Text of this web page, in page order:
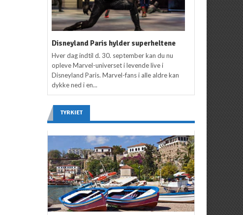
Disneyland Paris hylder superheltene
Hver dag indtil d. 30. september kan du nu
opleve Marvel-universet i levende live i
Disneyland Paris. Marvel-fans i alle aldre kan
dykke ned i en...
TYRKIET